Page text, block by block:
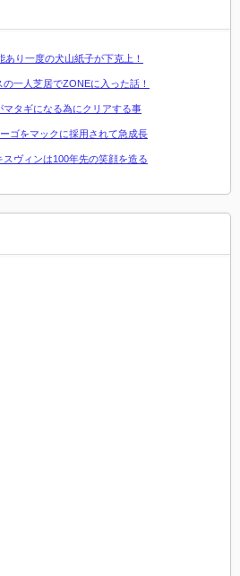
り一度の犬山紙子が下克上！
一人芝居でZONEに入った話！
マタギになる為にクリアする事
ゴをマックに採用されて急成長
ヴィンは100年先の笑顔を造る